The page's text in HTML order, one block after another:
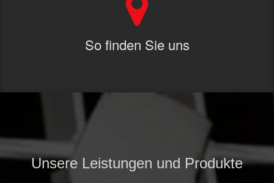
So finden Sie uns
Unsere Leistungen und Produkte